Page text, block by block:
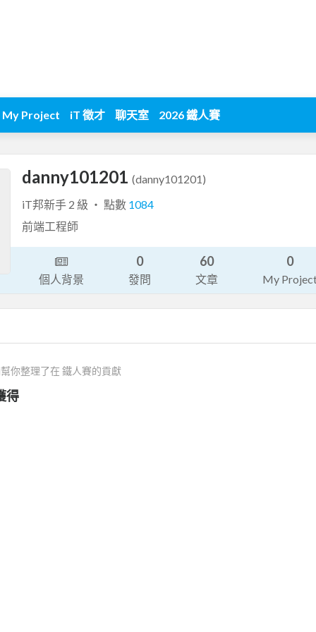
My Project iT 徵才 聊天室 2026 鐵人賽
danny101201 (danny101201)
iT邦新手 2 級 ‧ 點數 1084
前端工程師
個人背景
0
發問
60
文章
0
My
你整理了在 鐵人賽的貢獻
得